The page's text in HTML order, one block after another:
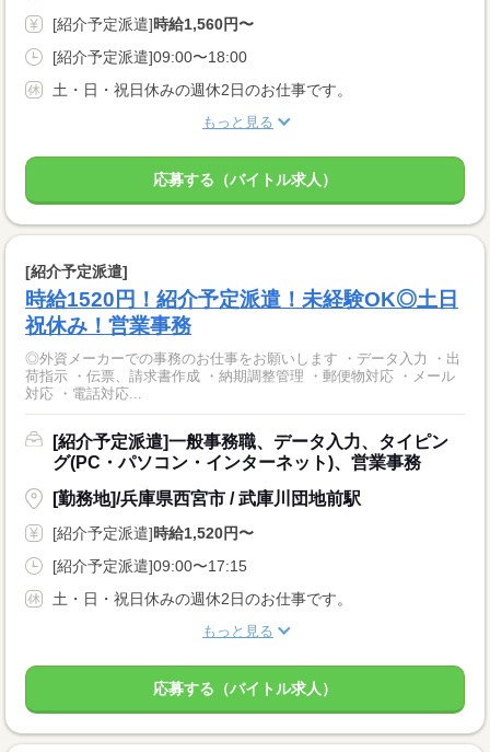
[紹介予定派遣]時給1,560円〜
[紹介予定派遣]09:00〜18:00
土・日・祝日休みの週休2日のお仕事です。
もっと見る
応募する（バイトル求人）
[紹介予定派遣]
時給1520円！紹介予定派遣！未経験OK◎土日
祝休み！営業事務
◎外資メーカーでの事務のお仕事をお願いします ・データ入力 ・出
荷指示 ・伝票、請求書作成 ・納期調整管理 ・郵便物対応 ・メール
対応 ・電話対応...
[紹介予定派遣]一般事務職、データ入力、タイピン
グ(PC・パソコン・インターネット)、営業事務
[勤務地]/兵庫県西宮市 / 武庫川団地前駅
[紹介予定派遣]時給1,520円〜
[紹介予定派遣]09:00〜17:15
土・日・祝日休みの週休2日のお仕事です。
もっと見る
応募する（バイトル求人）